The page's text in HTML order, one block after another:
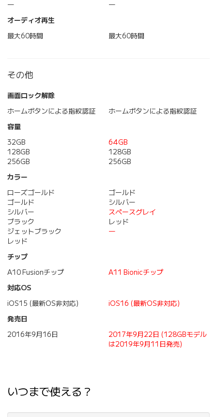
―
―
オーディオ再生
最大60時間
最大60時間
その他
画面ロック解除
ホームボタンによる指紋認証
ホームボタンによる指紋認証
容量
32GB
128GB
256GB
64GB
128GB
256GB
カラー
ローズゴールド
ゴールド
シルバー
ブラック
ジェットブラック
レッド
ゴールド
シルバー
スペースグレイ
レッド
―
チップ
A10 Fusionチップ
A11 Bionicチップ
対応OS
iOS15 (最新OS非対応)
iOS16 (最新OS非対応)
発売日
2016年9月16日
2017年9月22日 (128GBモデル
は2019年9月11日発売)
いつまで使える？